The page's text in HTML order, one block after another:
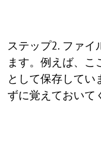
ステップ2. ファイ
ます。例えば、こ
として保存して
ずに覚えておいて